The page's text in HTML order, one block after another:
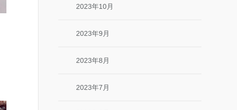
2023年10月
2023年9月
2023年8月
2023年7月